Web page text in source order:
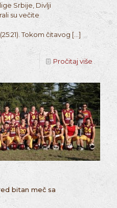
Srbije, Divlji
su večite
Tokom čitavog […]
Pročitaj više
bitan meč sa